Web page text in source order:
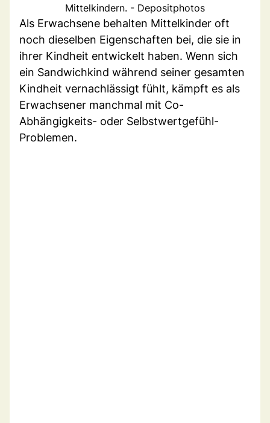
Mittelkindern. - Depositphotos
Als Erwachsene behalten Mittelkinder oft
noch dieselben Eigenschaften bei, die sie in
ihrer Kindheit entwickelt haben. Wenn sich
ein Sandwichkind während seiner gesamten
Kindheit vernachlässigt fühlt, kämpft es als
Erwachsener manchmal mit Co-
Abhängigkeits- oder Selbstwertgefühl-
Problemen.